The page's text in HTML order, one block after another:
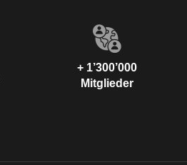
+ 1’300’000
Mitglieder